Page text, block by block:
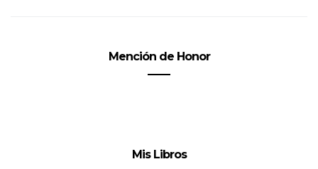
Mención de Honor
Mis Libros